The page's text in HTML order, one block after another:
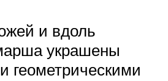
и вдоль
украшены
геометрическими